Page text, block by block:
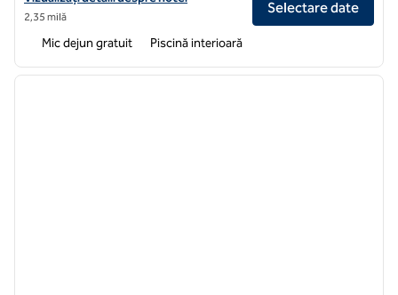
2,35 milă
Selectare date
Mic dejun gratuit Piscină interioară
1 din 12